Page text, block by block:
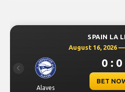
SPAIN LA
August 16, 2026 —
Alaves
0 : 0
BET
Previous